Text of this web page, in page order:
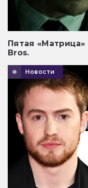
Пятая
Bros.
Новости